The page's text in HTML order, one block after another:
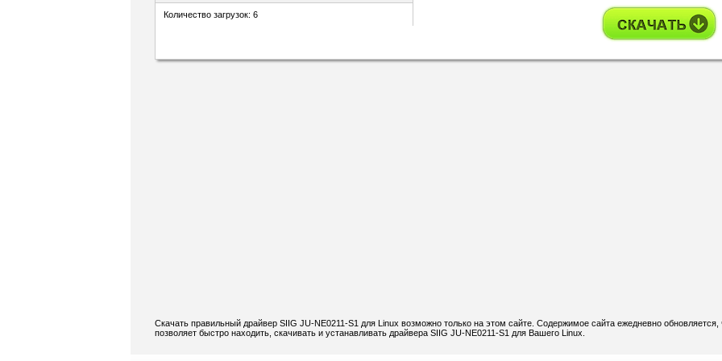
Количество загрузок: 6
Скачать правильный драйвер SIIG JU-NE0211-S1 для Linux возможно только на этом сайте. Содержимое сайта ежедневно обновляется,
позволяет быстро находить, скачивать и устанавливать драйвера SIIG JU-NE0211-S1 для Вашего Linux.